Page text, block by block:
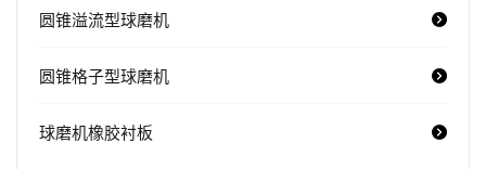
圆锥溢流型球磨机
圆锥格子型球磨机
球磨机橡胶衬板